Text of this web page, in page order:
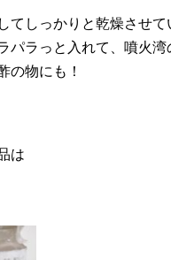
てしっかりと乾燥させて
パラっと入れて、噴火湾
の物にも！
は